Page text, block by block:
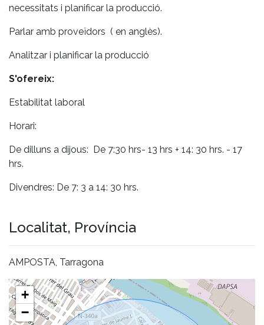
necessitats i planificar la producció.
Parlar amb proveïdors ( en anglès).
Analitzar i planificar la producció
S'ofereix:
Estabilitat laboral
Horari:
De dilluns a dijous: De 7:30 hrs- 13 hrs + 14: 30 hrs. - 17
hrs.
Divendres: De 7: 3 a 14: 30 hrs.
Localitat, Província
AMPOSTA, Tarragona
+
−